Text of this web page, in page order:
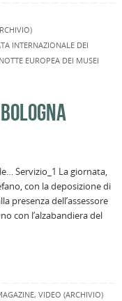
INTERNAZIONALE DEI
NOTTE EUROPEA DEI MUSEI
Servizio_1 La giornata,
con la deposizione di
presenza dell’assessore
con l’alzabandiera del
, VIDEO (ARCHIVIO)